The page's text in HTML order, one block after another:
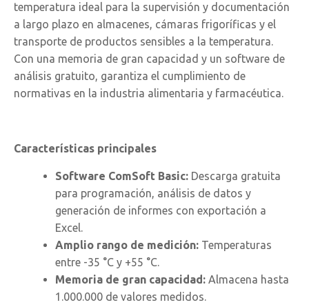
temperatura ideal para la supervisión y documentación
a largo plazo en almacenes, cámaras frigoríficas y el
transporte de productos sensibles a la temperatura.
Con una memoria de gran capacidad y un software de
análisis gratuito, garantiza el cumplimiento de
normativas en la industria alimentaria y farmacéutica.
Características principales
Software ComSoft Basic: Descarga gratuita
para programación, análisis de datos y
generación de informes con exportación a
Excel.
Amplio rango de medición: Temperaturas
entre -35 °C y +55 °C.
Memoria de gran capacidad: Almacena hasta
1.000.000 de valores medidos.